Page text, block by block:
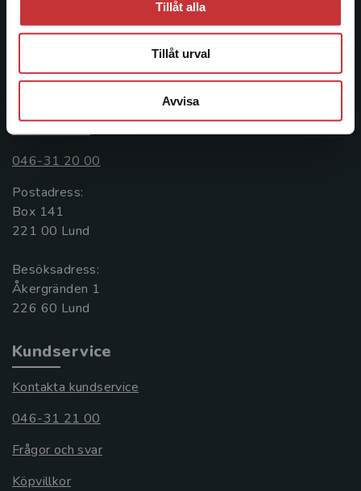
Tillåt alla
Tillåt urval
Avvisa
facklitteratur, utbildningar och digitala
informationstjänster i utbudet, finns Studentlitteratur med
längs hela kunskapsresan.
Kontakta oss
046-31 20 00
Postadress:
Box 141
221 00 Lund
Besöksadress:
Åkergränden 1
Kundservice
Kontakta kundservice
046-31 21 00
Frågor och svar
Köpvillkor